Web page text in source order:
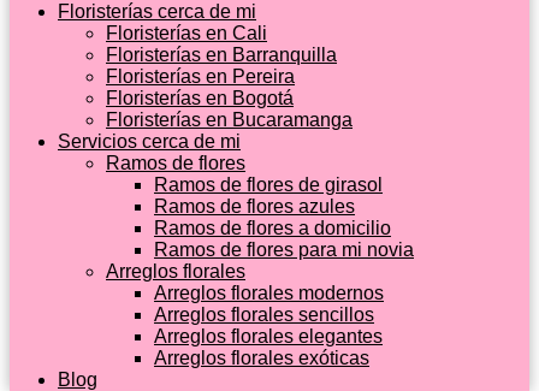
Floristerías cerca de mi
Floristerías en Cali
Floristerías en Barranquilla
Floristerías en Pereira
Floristerías en Bogotá
Floristerías en Bucaramanga
Servicios cerca de mi
Ramos de flores
Ramos de flores de girasol
Ramos de flores azules
Ramos de flores a domicilio
Ramos de flores para mi novia
Arreglos florales
Arreglos florales modernos
Arreglos florales sencillos
Arreglos florales elegantes
Arreglos florales exóticas
Blog